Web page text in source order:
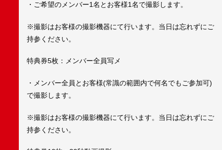
・ご希望のメンバー1名とお客様1名で撮影します。
※撮影はお客様の撮影機器にて行います。当日は忘れずにご
持参ください。
特典券5枚：メンバー全員写メ
・メンバー全員とお客様(常識の範囲内で何名でもご参加可)
で撮影します。
※撮影はお客様の撮影機器にて行います。当日は忘れずにご
持参ください。